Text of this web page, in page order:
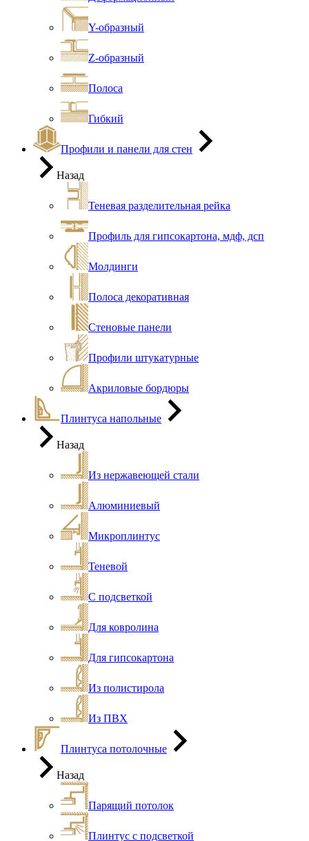
Y-образный
Z-образный
Полоса
Гибкий
Профили и панели для стен
Назад
Теневая разделительная рейка
Профиль для гипсокартона, мдф, дсп
Молдинги
Полоса декоративная
Стеновые панели
Профили штукатурные
Акриловые бордюры
Плинтуса напольные
Назад
Из нержавеющей стали
Алюминиевый
Микроплинтус
Теневой
С подсветкой
Для ковролина
Для гипсокартона
Из полистирола
Из ПВХ
Плинтуса потолочные
Назад
Парящий потолок
Плинтус с подсветкой